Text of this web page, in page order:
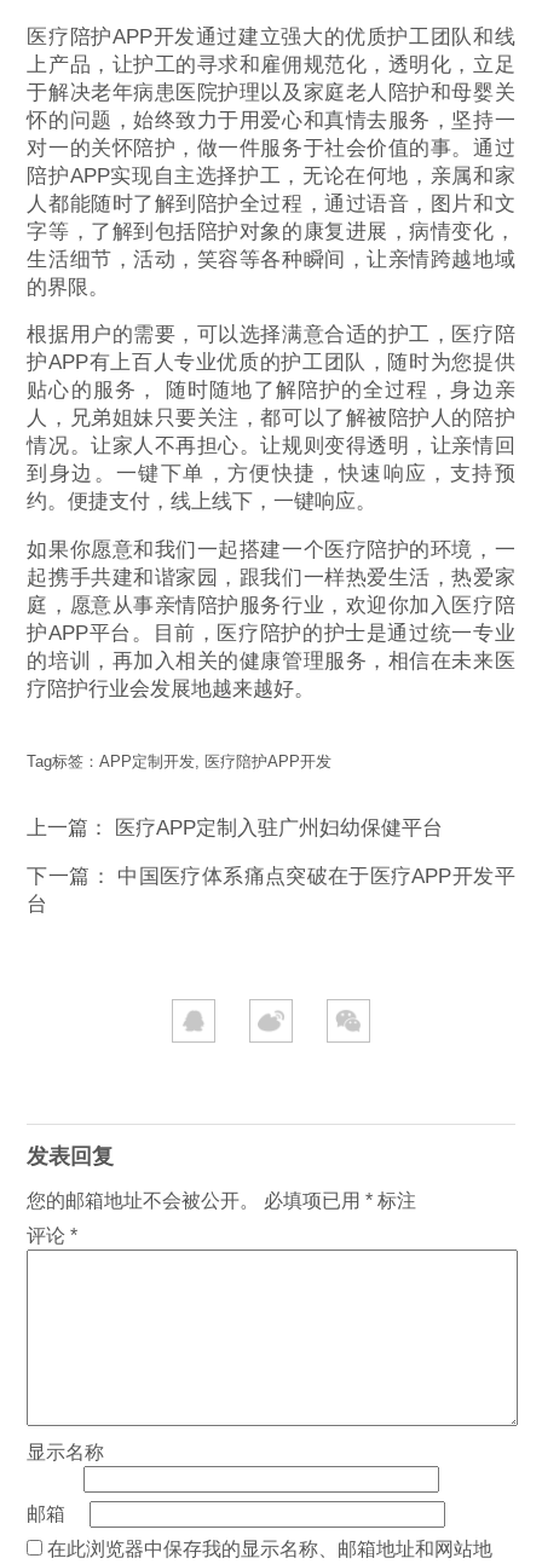
医疗陪护APP开发通过建立强大的优质护工团队和线
上产品，让护工的寻求和雇佣规范化，透明化，立足
于解决老年病患医院护理以及家庭老人陪护和母婴关
怀的问题，始终致力于用爱心和真情去服务，坚持一
对一的关怀陪护，做一件服务于社会价值的事。通过
陪护APP实现自主选择护工，无论在何地，亲属和家
人都能随时了解到陪护全过程，通过语音，图片和文
字等，了解到包括陪护对象的康复进展，病情变化，
生活细节，活动，笑容等各种瞬间，让亲情跨越地域
的界限。
根据用户的需要，可以选择满意合适的护工，医疗陪
护APP有上百人专业优质的护工团队，随时为您提供
贴心的服务， 随时随地了解陪护的全过程，身边亲
人，兄弟姐妹只要关注，都可以了解被陪护人的陪护
情况。让家人不再担心。让规则变得透明，让亲情回
到身边。一键下单，方便快捷，快速响应，支持预
约。便捷支付，线上线下，一键响应。
如果你愿意和我们一起搭建一个医疗陪护的环境，一
起携手共建和谐家园，跟我们一样热爱生活，热爱家
庭，愿意从事亲情陪护服务行业，欢迎你加入医疗陪
护APP平台。目前，医疗陪护的护士是通过统一专业
的培训，再加入相关的健康管理服务，相信在未来医
疗陪护行业会发展地越来越好。
Tag标签：APP定制开发, 医疗陪护APP开发
上一篇： 医疗APP定制入驻广州妇幼保健平台
下一篇： 中国医疗体系痛点突破在于医疗APP开发平
台
发表回复
您的邮箱地址不会被公开。 必填项已用* 标注
评论*
显示名称
邮箱
在此浏览器中保存我的显示名称、邮箱地址和网站地